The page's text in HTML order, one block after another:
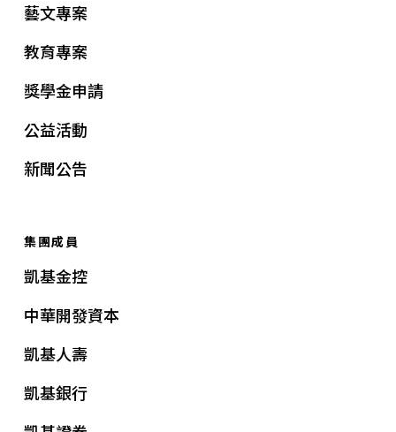
藝文專案
教育專案
獎學金申請
公益活動
新聞公告
集團成員
凱基金控
中華開發資本
凱基人壽
凱基銀行